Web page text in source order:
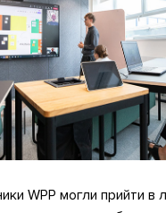
WPP могли прийти в